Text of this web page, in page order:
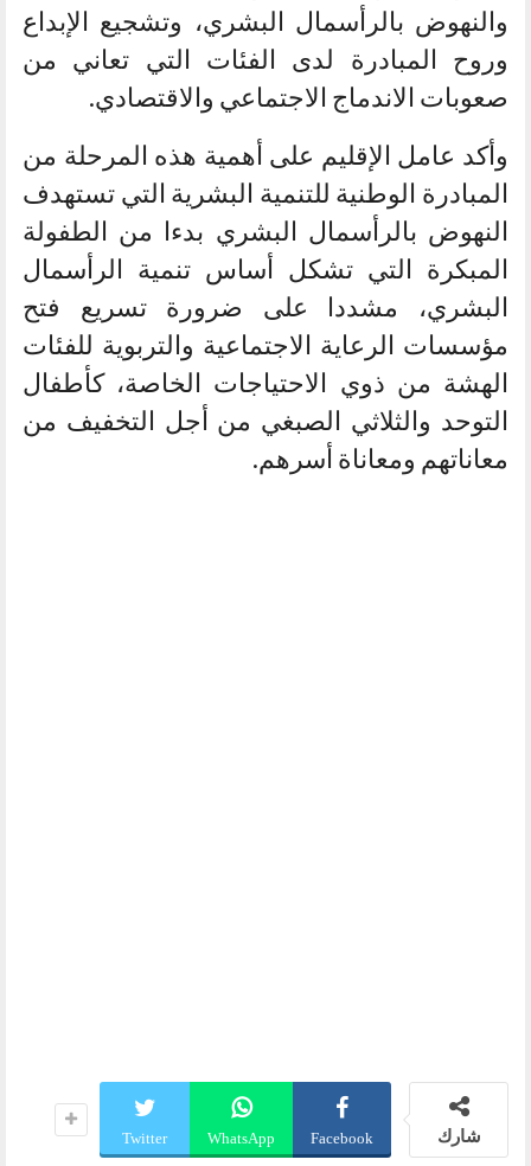
والنهوض بالرأسمال البشري، وتشجيع الإبداع
وروح المبادرة لدى الفئات التي تعاني من
صعوبات الاندماج الاجتماعي والاقتصادي.
وأكد عامل الإقليم على أهمية هذه المرحلة من
المبادرة الوطنية للتنمية البشرية التي تستهدف
النهوض بالرأسمال البشري بدءا من الطفولة
المبكرة التي تشكل أساس تنمية الرأسمال
البشري، مشددا على ضرورة تسريع فتح
مؤسسات الرعاية الاجتماعية والتربوية للفئات
الهشة من ذوي الاحتياجات الخاصة، كأطفال
التوحد والثلاثي الصبغي من أجل التخفيف من
معاناتهم ومعاناة أسرهم.
شارك Facebook
WhatsApp
Twitter